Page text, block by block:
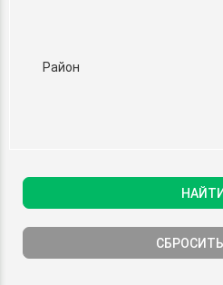
Район